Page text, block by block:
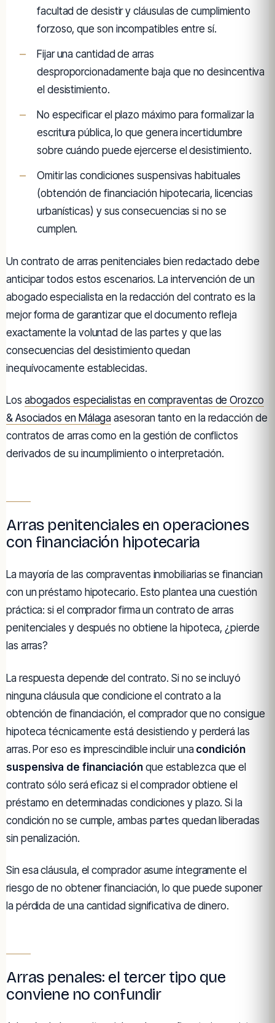
facultad de desistir y cláusulas de cumplimiento
forzoso, que son incompatibles entre sí.
Fijar una cantidad de arras
desproporcionadamente baja que no desincentiva
el desistimiento.
No especificar el plazo máximo para formalizar la
escritura pública, lo que genera incertidumbre
sobre cuándo puede ejercerse el desistimiento.
Omitir las condiciones suspensivas habituales
(obtención de financiación hipotecaria, licencias
urbanísticas) y sus consecuencias si no se
cumplen.
Un contrato de arras penitenciales bien redactado debe
anticipar todos estos escenarios. La intervención de un
abogado especialista en la redacción del contrato es la
mejor forma de garantizar que el documento refleja
exactamente la voluntad de las partes y que las
consecuencias del desistimiento quedan
inequívocamente establecidas.
Los abogados especialistas en compraventas de Orozco
& Asociados en Málaga asesoran tanto en la redacción de
contratos de arras como en la gestión de conflictos
derivados de su incumplimiento o interpretación.
Arras penitenciales en operaciones
con financiación hipotecaria
La mayoría de las compraventas inmobiliarias se financian
con un préstamo hipotecario. Esto plantea una cuestión
práctica: si el comprador firma un contrato de arras
penitenciales y después no obtiene la hipoteca, ¿pierde
las arras?
La respuesta depende del contrato. Si no se incluyó
ninguna cláusula que condicione el contrato a la
obtención de financiación, el comprador que no consigue
hipoteca técnicamente está desistiendo y perderá las
arras. Por eso es imprescindible incluir una condición
suspensiva de financiaciónque establezca que el
contrato sólo será eficaz si el comprador obtiene el
préstamo en determinadas condiciones y plazo. Si la
condición no se cumple, ambas partes quedan liberadas
sin penalización.
Sin esa cláusula, el comprador asume íntegramente el
riesgo de no obtener financiación, lo que puede suponer
la pérdida de una cantidad significativa de dinero.
Arras penales: el tercer tipo que
conviene no confundir